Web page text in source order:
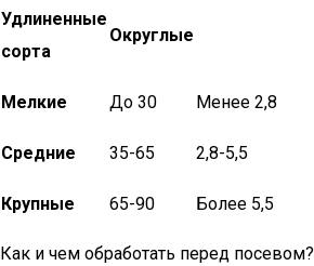
Удлиненные
сорта
Округлые
Мелкие До 30 Менее 2,8
Средние
35-65 2,8-5,5
Крупные 65-90 Более 5,5
Как и чем обработать перед посевом?